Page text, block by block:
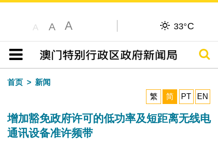
A A A 33°C
目录
搜寻
首页
新闻
繁
简 PT EN
增加豁免政府许可的低功率及短距离无线电
通讯设备准许频带